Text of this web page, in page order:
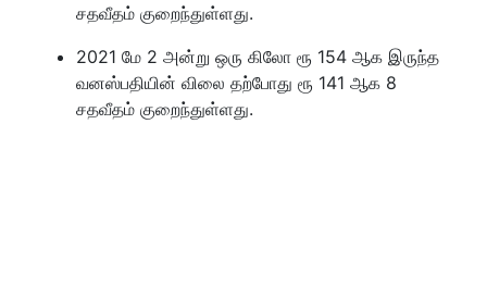
சதவீதம் குறைந்துள்ளது.
2021 மே 2 அன்று ஒரு கிலோ ரூ 154 ஆக இருந்த
வனஸ்பதியின் விலை தற்போது ரூ 141 ஆக 8
சதவீதம் குறைந்துள்ளது.